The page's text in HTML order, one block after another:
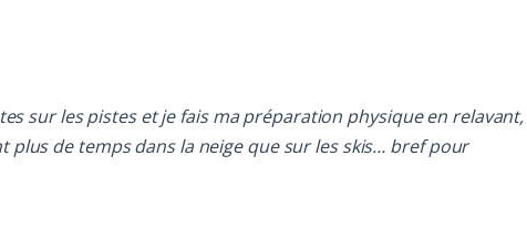
sur les pistes et je fais ma préparation physique en relavant,
plus de temps dans la neige que sur les skis… bref pour